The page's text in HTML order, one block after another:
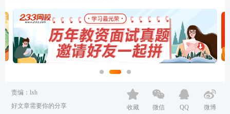
责编：lxh
好文章需要你的分享
收藏 微信 QQ 微博